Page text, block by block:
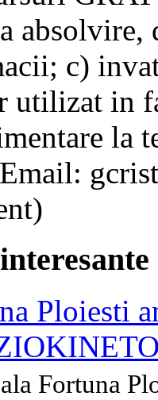
absolvire,
c)
utilizat in
la
Ploiesti
Fortuna